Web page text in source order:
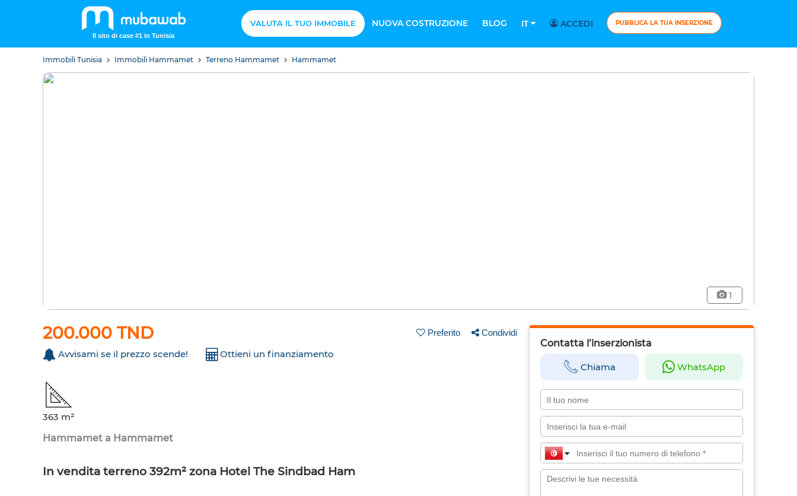
Il sito di case #1 in Tunisia
VALUTA IL TUO IMMOBILE NUOVA COSTRUZIONE BLOG IT ACCEDI PUBBLICA LA TUA INSERZIONE
Immobili Tunisia Immobili Hammamet Terreno Hammamet Hammamet
1
200.000 TND Preferito Condividi
Avvisami se il prezzo scende! Ottieni un finanziamento
363 m²
Hammamet a Hammamet
In vendita terreno 392m² zona Hotel The Sindbad Ham
Contatta l’inserzionista
Chiama WhatsApp